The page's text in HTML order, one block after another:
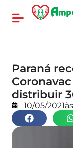
Paraná
distribuir
10/05/2021às